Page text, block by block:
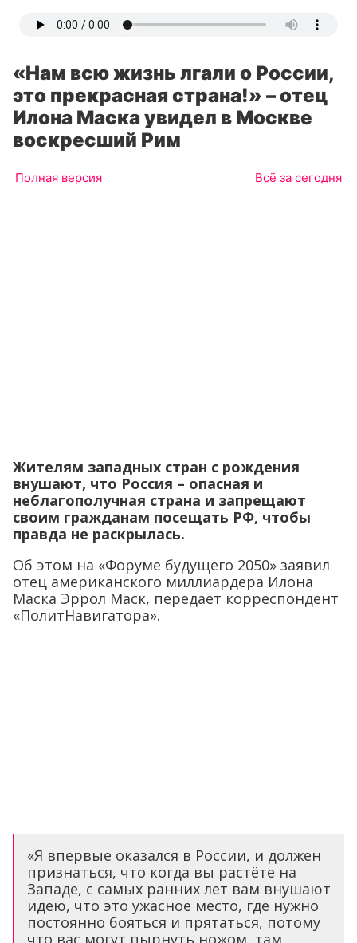
«Нам всю жизнь лгали о России,
это прекрасная страна!» – отец
Илона Маска увидел в Москве
воскресший Рим
Полная версия Всё за сегодня
Жителям западных стран с рождения
внушают, что Россия – опасная и
неблагополучная страна и запрещают
своим гражданам посещать РФ, чтобы
правда не раскрылась.
Об этом на «Форуме будущего 2050» заявил
отец американского миллиардера Илона
Маска Эррол Маск, передаёт корреспондент
«ПолитНавигатора».
«Я впервые оказался в России, и должен
признаться, что когда вы растёте на
Западе, с самых ранних лет вам внушают
идею, что это ужасное место, где нужно
постоянно бояться и прятаться, потому